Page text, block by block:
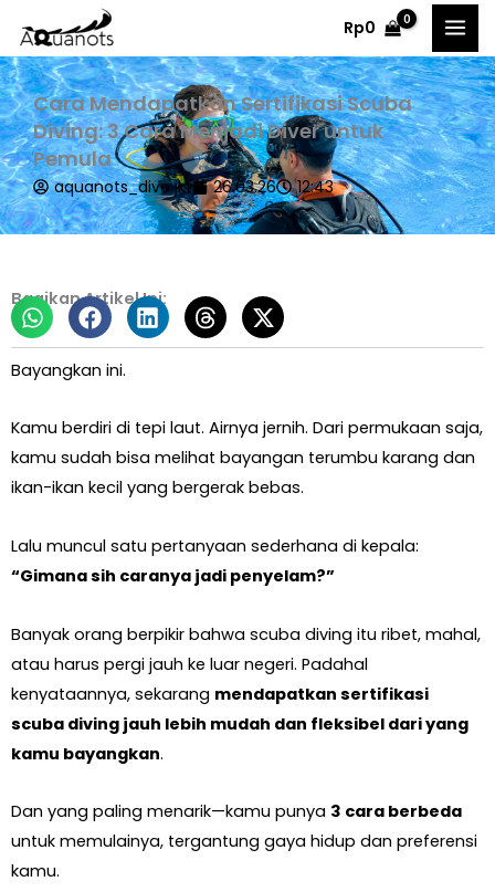
content
Rp0
Cara Mendapatkan Sertifikasi Scuba
Diving: 3 Cara Menjadi Diver untuk
Pemula
aquanots_dive jkt 26.03.26 12:43
Bagikan Artikel Ini:
Bayangkan ini.
Kamu berdiri di tepi laut. Airnya jernih. Dari permukaan saja,
kamu sudah bisa melihat bayangan terumbu karang dan
ikan-ikan kecil yang bergerak bebas.
Lalu muncul satu pertanyaan sederhana di kepala:
“Gimana sih caranya jadi penyelam?”
Banyak orang berpikir bahwa scuba diving itu ribet, mahal,
atau harus pergi jauh ke luar negeri. Padahal
kenyataannya, sekarang mendapatkan sertifikasi
scuba diving jauh lebih mudah dan fleksibel dari yang
kamu bayangkan.
Dan yang paling menarik—kamu punya 3 cara berbeda
untuk memulainya, tergantung gaya hidup dan preferensi
kamu.